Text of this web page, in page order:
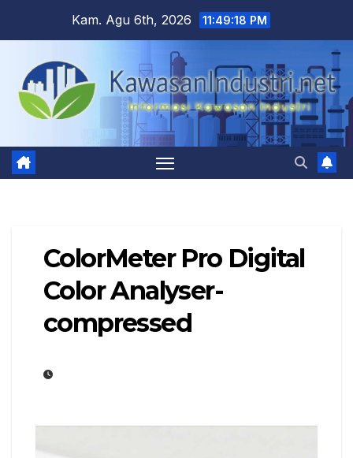
content
Kam. Agu 6th, 2026 11:49:18 PM
ColorMeter Pro Digital
Color Analyser-
compressed